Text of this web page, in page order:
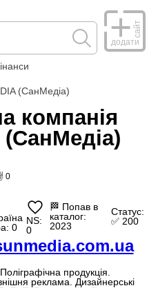
додати
сайт
(СанМедіа)
компанія
(СанМедіа)
0
0
NS:
0
🏁 Попав в
каталог:
2023
Статус:
✅ 200
продукція.
реклама. Дизайнерські